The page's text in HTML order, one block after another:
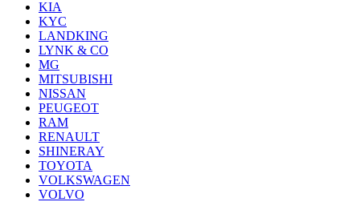
KIA
KYC
LANDKING
LYNK & CO
MG
MITSUBISHI
NISSAN
PEUGEOT
RAM
RENAULT
SHINERAY
TOYOTA
VOLKSWAGEN
VOLVO